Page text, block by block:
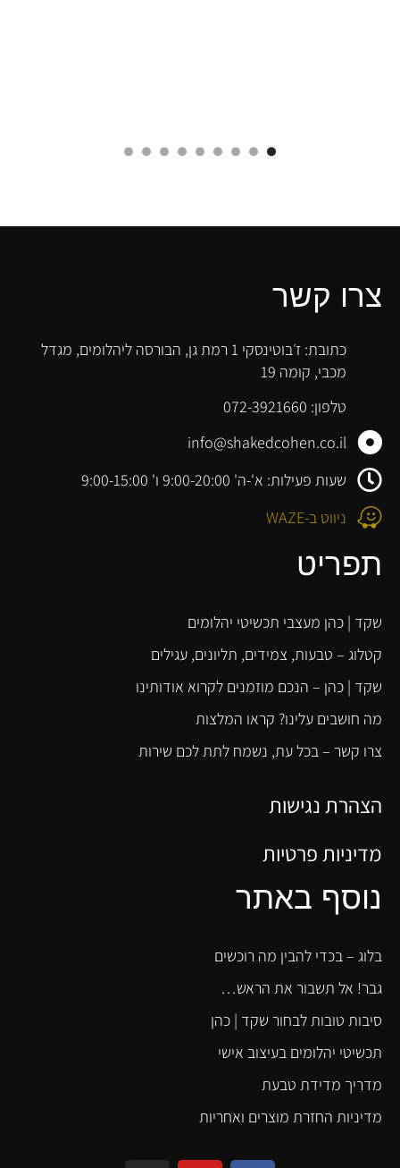
צרו קשר
כתובת: ז׳בוטינסקי 1 רמת גן, הבורסה ליהלומים, מגדל
מכבי, קומה 19
טלפון: 072-3921660
info@shakedcohen.co.il
שעות פעילות: א'-ה' 9:00-20:00 ו' 9:00-15:00
ניווט ב-WAZE
תפריט
שקד | כהן מעצבי תכשיטי יהלומים
קטלוג – טבעות, צמידים, תליונים, עגילים
שקד | כהן – הנכם מוזמנים לקרוא אודותינו
מה חושבים עלינו? קראו המלצות
צרו קשר – בכל עת, נשמח לתת לכם שירות
הצהרת נגישות
מדיניות פרטיות
נוסף באתר
בלוג – בכדי להבין מה רוכשים
גבר! אל תשבור את הראש…
סיבות טובות לבחור שקד | כהן
תכשיטי יהלומים בעיצוב אישי
מדריך מדידת טבעת
מדיניות החזרת מוצרים ואחריות